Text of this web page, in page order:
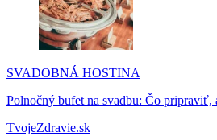
SVADOBNÁ HOSTINA
Polnočný bufet na svadbu: Čo pripraviť,
TvojeZdravie.sk